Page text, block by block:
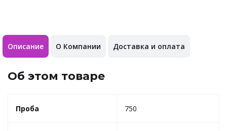
Описание О Компании Доставка и оплата
Об этом товаре
Проба 750